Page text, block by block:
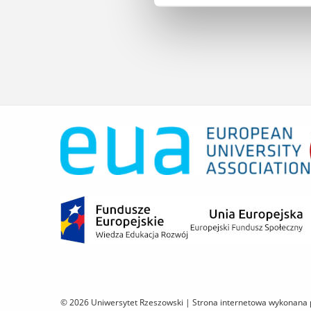
© 2026 Uniwersytet Rzeszowski | Strona internetowa wykonana